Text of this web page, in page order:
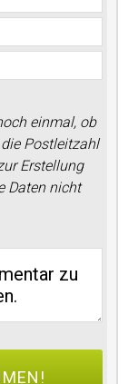
einmal, ob
Postleitzahl
Erstellung
Daten nicht